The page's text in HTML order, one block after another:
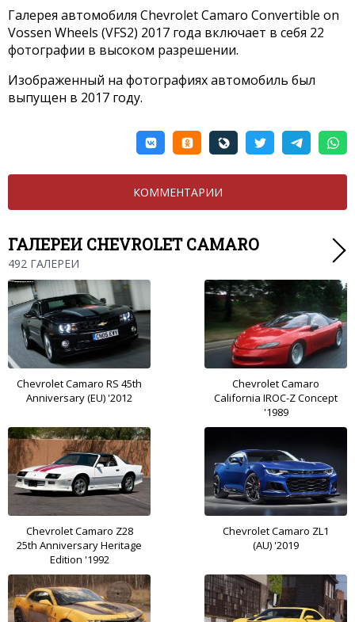
Галерея автомобиля Chevrolet Camaro Convertible on
Vossen Wheels (VFS2) 2017 года включает в себя 22
фотографии в высоком разрешении.
Изображенный на фотографиях автомобиль был
выпущен в 2017 году.
КОММЕНТАРИИ
ГАЛЕРЕИ CHEVROLET CAMARO
492 ГАЛЕРЕИ
Chevrolet Camaro RS 45th
Anniversary (EU) '2012
Chevrolet Camaro
California IROC-Z Concept
'1989
Chevrolet Camaro Z28
25th Anniversary Heritage
Edition '1992
Chevrolet Camaro ZL1
(AU) '2019